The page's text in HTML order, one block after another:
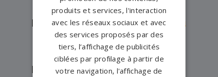
Foulletourte→
Pompes funèbres -Chateau du
Loir→
Pompes funèbres -
Connerré→
Pompes funèbres -Coulaines→
produits et services, l'interaction
avec les réseaux sociaux et avec
des services proposés par des
tiers, l’affichage de publicités
ciblées par profilage à partir de
votre navigation, l'affichage de